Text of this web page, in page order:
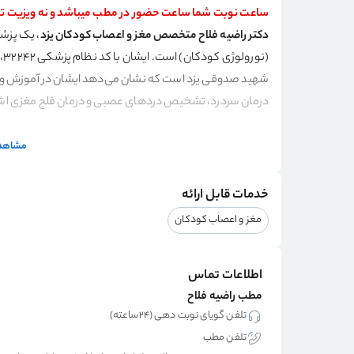
ساعت نوبت شما ساعت حضور در مطب میباشد و نه
دکتر راضیه فلاح متخصص مغز و اعصاب کودکان یزد، یک
شهید صدوقی یزد است که نشان می‌دهد ایشان در آموزش
درمان سردرد، تشخیص دردهای عصبی و درمان فلج مغزی
کیفیت بالای مشاوره‌ها و صبوری زیاد، زمان مناسب و
ارائه شده بسیار دید مثبتی داشته و راضی هستند. ناگفته
و درمانی، به مراجعین کمک می‌کنند تا به بهترین نتایج
سوابق تحصیلی و افتخارات دکتر راضیه فلاح
ایشان توانسته با طی نمودن مدارج عالی به جایگاه
دست یابند و از دانش خود در جهت درمان مراجعین بهره
خدمات قابل ارائه
مغز و اعصاب کودکان
اطلاعات تماس
مطب راضیه فلاح
تلفن گویای نوبت دهی (۲۴ساعته)
تلفن مطب